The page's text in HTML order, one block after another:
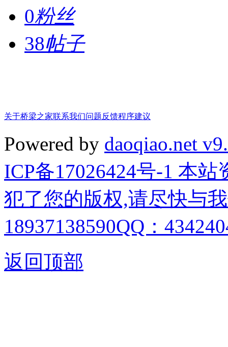
0粉丝
38帖子
关于桥梁之家联系我们问题反馈程序建议
Powered by daoqiao.net
ICP备17026424号-1 本
犯了您的版权,请尽快与
18937138590QQ：
返回顶部